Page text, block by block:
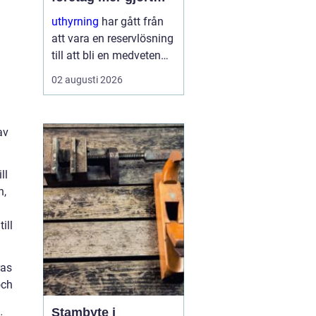
med mindre
uthyrning har gått från
att vara en reservlösning
till att bli en medveten
strategi för många
företag. I stället för att
utrustning väljer allt fler
att hyra. Det frigör både
pengar o...
02 augusti 2026
Stambyte i